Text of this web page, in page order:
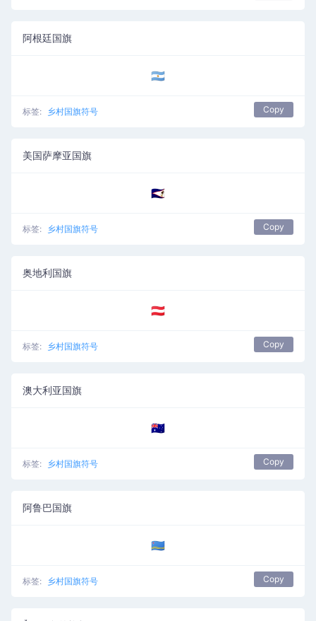
阿根廷国旗
🇦🇷
标签: 乡村国旗符号 Copy
美国萨摩亚国旗
🇦🇸
标签: 乡村国旗符号 Copy
奥地利国旗
🇦🇹
标签: 乡村国旗符号 Copy
澳大利亚国旗
🇦🇺
标签: 乡村国旗符号 Copy
阿鲁巴国旗
🇦🇼
标签: 乡村国旗符号 Copy